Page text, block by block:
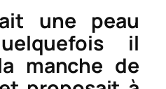
une peau
il
manche de